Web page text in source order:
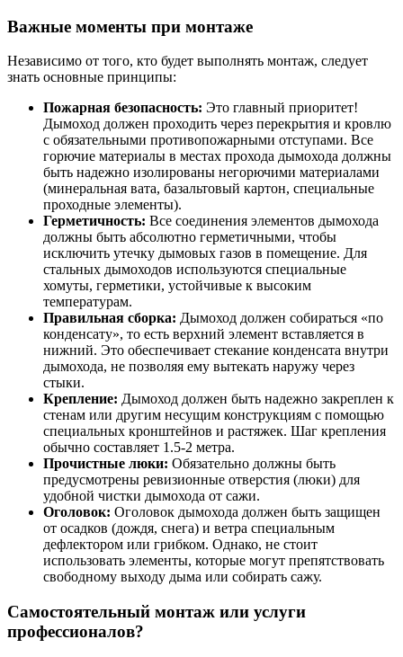
Важные моменты при монтаже
Независимо от того, кто будет выполнять монтаж, следует
знать основные принципы:
Пожарная безопасность: Это главный приоритет!
Дымоход должен проходить через перекрытия и кровлю
с обязательными противопожарными отступами. Все
горючие материалы в местах прохода дымохода должны
быть надежно изолированы негорючими материалами
(минеральная вата, базальтовый картон, специальные
проходные элементы).
Герметичность: Все соединения элементов дымохода
должны быть абсолютно герметичными, чтобы
исключить утечку дымовых газов в помещение. Для
стальных дымоходов используются специальные
хомуты, герметики, устойчивые к высоким
температурам.
Правильная сборка: Дымоход должен собираться «по
конденсату», то есть верхний элемент вставляется в
нижний. Это обеспечивает стекание конденсата внутри
дымохода, не позволяя ему вытекать наружу через
стыки.
Крепление: Дымоход должен быть надежно закреплен к
стенам или другим несущим конструкциям с помощью
специальных кронштейнов и растяжек. Шаг крепления
обычно составляет 1.5-2 метра.
Прочистные люки: Обязательно должны быть
предусмотрены ревизионные отверстия (люки) для
удобной чистки дымохода от сажи.
Оголовок: Оголовок дымохода должен быть защищен
от осадков (дождя, снега) и ветра специальным
дефлектором или грибком. Однако, не стоит
использовать элементы, которые могут препятствовать
свободному выходу дыма или собирать сажу.
Самостоятельный монтаж или услуги
профессионалов?